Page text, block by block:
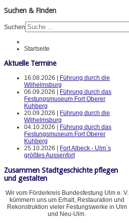
Suchen & Finden
Suchen
Startseite
Aktuelle Termine
16.08.2026 |
Führung durch die
Wilhelmsburg
06.09.2026 |
Führung durch das
Festungsmuseum Fort Oberer
Kuhberg
20.09.2026 |
Führung durch die
Wilhelmsburg
04.10.2026 |
Führung durch das
Festungsmuseum Fort Oberer
Kuhberg
25.10.2026 |
Fort Albeck - Ulm`s
größtes Aussenfort
Zusammen Stadtgeschichte pflegen
und gestalten
Wir vom Förderkreis Bundesfestung Ulm e. V.
kümmern uns um Erhalt, Restauration und
Rekonstruktion vieler Festungswerke in Ulm
und Neu-Ulm.